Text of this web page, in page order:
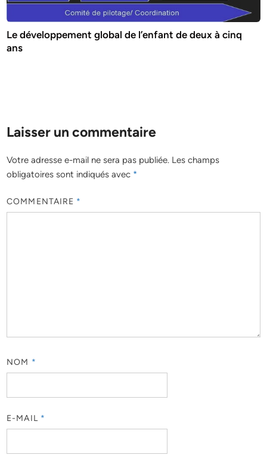
Le développement global de l’enfant de deux à cinq
ans
Laisser un commentaire
Votre adresse e-mail ne sera pas publiée. Les champs
obligatoires sont indiqués avec *
COMMENTAIRE *
NOM *
E-MAIL *